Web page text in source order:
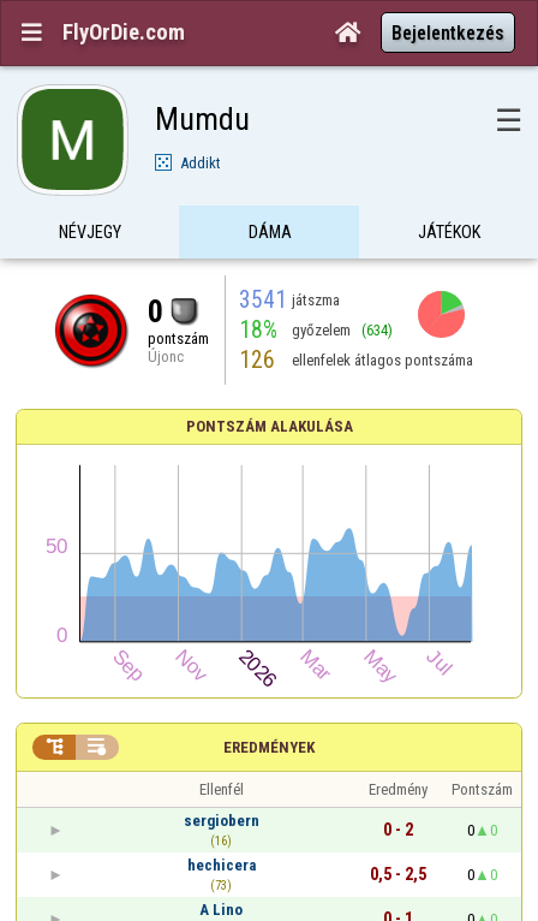
 FlyOrDie.com  Bejelentkezés
Mumdu ☰
Addikt
NÉVJEGY DÁMA JÁTÉKOK
0
pontszám
Újonc
3541 játszma
18% győzelem (634)
126 ellenfelek átlagos pontszáma
PONTSZÁM ALAKULÁSA
EREDMÉNYEK
 
Ellenfél Eredmény
Pontszám
sergiobern
(16)
0 - 2 0
0
hechicera
(73)
0,5 - 2,5 0
0
A Lino